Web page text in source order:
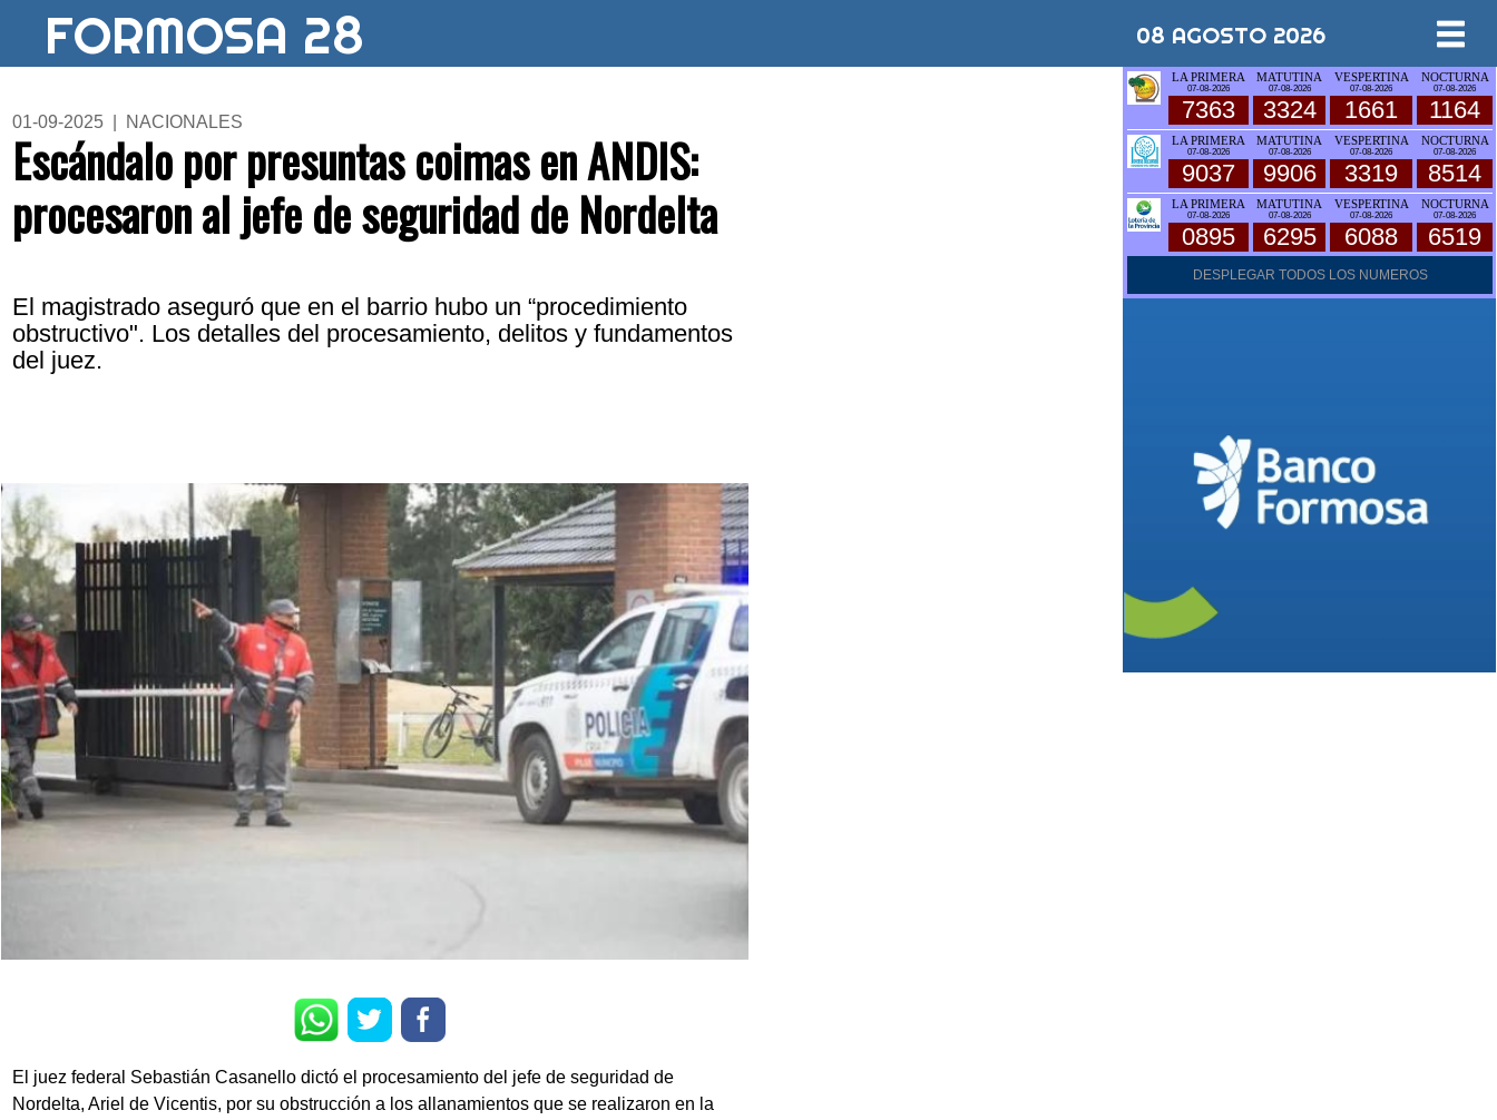
08 AGOSTO 2026
LA PRIMERA
07-08-2026
7363
MATUTINA
07-08-2026
3324
VESPERTINA
07-08-2026
1661
NOCTURNA
07-08-2026
1164
LA PRIMERA
07-08-2026
9037
MATUTINA
07-08-2026
9906
VESPERTINA
07-08-2026
3319
NOCTURNA
07-08-2026
8514
LA PRIMERA
07-08-2026
0895
MATUTINA
07-08-2026
6295
VESPERTINA
07-08-2026
6088
NOCTURNA
07-08-2026
6519
DESPLEGAR TODOS LOS NUMEROS
FORMOSA 28
01-09-2025 | NACIONALES
Escándalo por presuntas coimas en ANDIS:
procesaron al jefe de seguridad de Nordelta
El magistrado aseguró que en el barrio hubo un “procedimiento
obstructivo". Los detalles del procesamiento, delitos y fundamentos
del juez.
El juez federal Sebastián Casanello dictó el procesamiento del jefe de seguridad de
Nordelta, Ariel de Vicentis, por su obstrucción a los allanamientos que se realizaron en la